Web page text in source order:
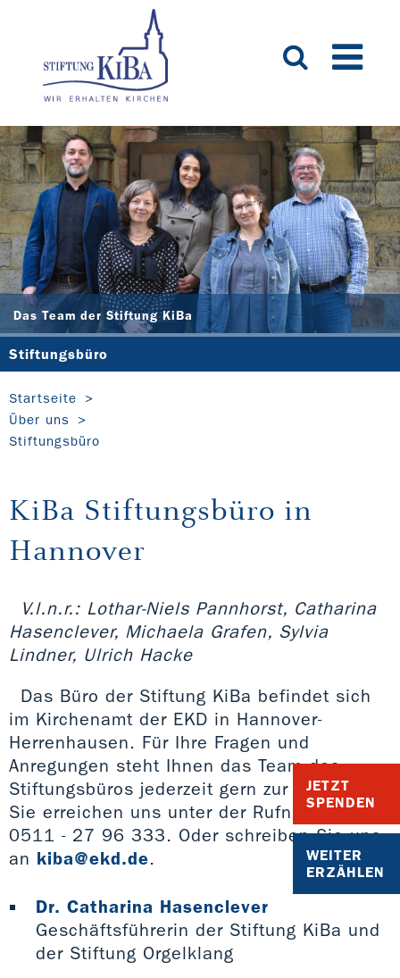
Das Team der Stiftung KiBa
JETZT
SPENDEN
WEITER
ERZÄHLEN
Stiftungsbüro
Startseite
Über uns
Stiftungsbüro
KiBa Stiftungsbüro in
Hannover
V.l.n.r.: Lothar-Niels Pannhorst, Catharina
Hasenclever, Michaela Grafen, Sylvia
Lindner, Ulrich Hacke
Das Büro der Stiftung KiBa befindet sich
im Kirchenamt der EKD in Hannover-
Herrenhausen. Für Ihre Fragen und
Anregungen steht Ihnen das Team des
Stiftungsbüros jederzeit gern zur Verfügung.
Sie erreichen uns unter der Rufnummer
0511 - 27 96 333. Oder schreiben Sie uns
an kiba@ekd.de.
Dr. Catharina Hasenclever
Geschäftsführerin der Stiftung KiBa und
der Stiftung Orgelklang